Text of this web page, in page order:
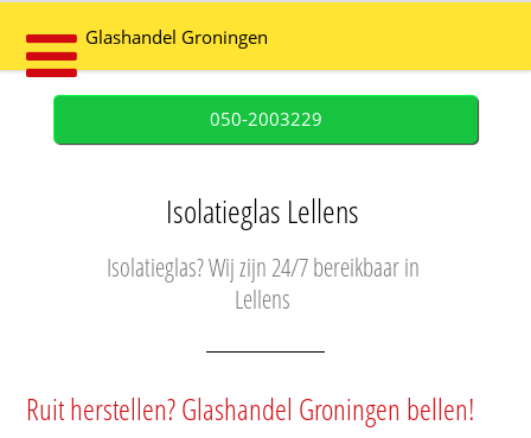
Glashandel Groningen
050-2003229
Isolatieglas Lellens
Isolatieglas? Wij zijn 24/7 bereikbaar in
Lellens
Ruit herstellen? Glashandel Groningen bellen!